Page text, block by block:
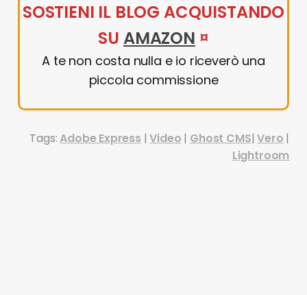
SOSTIENI IL BLOG ACQUISTANDO
SU AMAZON ¤
A te non costa nulla e io riceverò una
piccola commissione
Tags:Adobe Express |Video | Ghost CMS|Vero |
Lightroom